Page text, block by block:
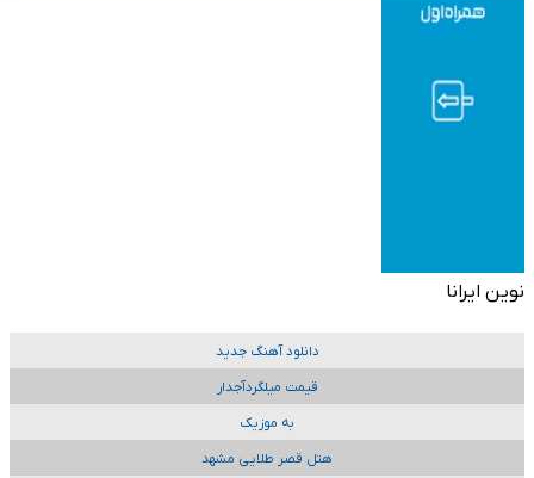
نوین ایرانا
دانلود آهنگ جدید
قیمت میلگردآجدار
به موزیک
هتل قصر طلایی مشهد